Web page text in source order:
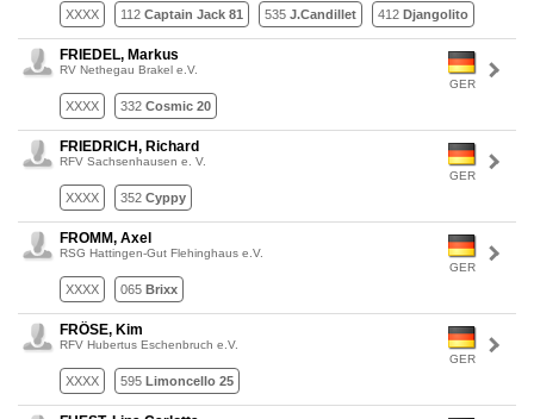
XXXX 112 Captain Jack 81 535 J.Candillet 412 Djangolito
GER
FRIEDEL, Markus
RV Nethegau Brakel e.V.
XXXX 332 Cosmic 20
GER
FRIEDRICH, Richard
RFV Sachsenhausen e. V.
XXXX 352 Cyppy
GER
FROMM, Axel
RSG Hattingen-Gut Flehinghaus e.V.
XXXX 065 Brixx
GER
FRÖSE, Kim
RFV Hubertus Eschenbruch e.V.
XXXX 595 Limoncello 25